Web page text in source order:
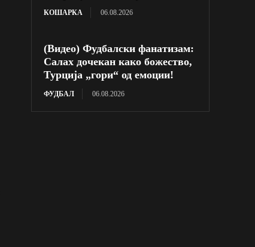
КОШАРКА 06.08.2026
(Видео) Фудбалски фанатизам:
Салах дочекан како божество,
Турција „гори“ од емоции!
ФУДБАЛ 06.08.2026